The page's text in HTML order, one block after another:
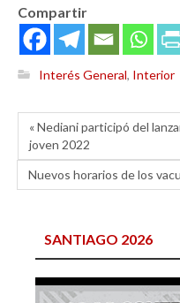
Compartir
Interés General, Interior
« Nediani participó del
joven 2022
Nuevos horarios de los
SANTIAGO 2026